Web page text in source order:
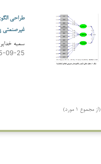
طراحی
غیرصنعتی
سمیه
09-25